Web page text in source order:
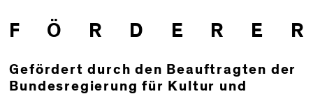
F Ö R D E R E R
Gefördert durch den Beauftragten der
Bundesregierung für Kultur und